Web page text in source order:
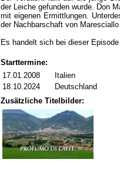
der Leiche gefunden wurde. Don
mit eigenen Ermittlungen.
der Nachbarschaft von
Es handelt sich bei dieser
Starttermine:
17.01.2008
Italien
18.10.2024
Deutschland
Zusätzliche Titelbilder: